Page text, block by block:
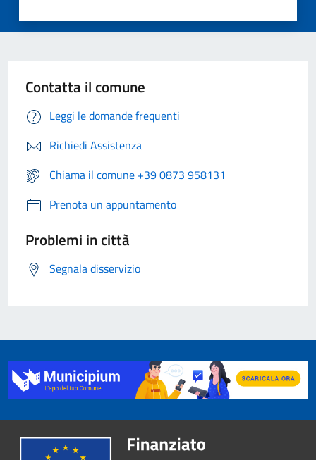
Contatta il comune
Leggi le domande frequenti
Richiedi Assistenza
Chiama il comune +39 0873 958131
Prenota un appuntamento
Problemi in città
Segnala disservizio